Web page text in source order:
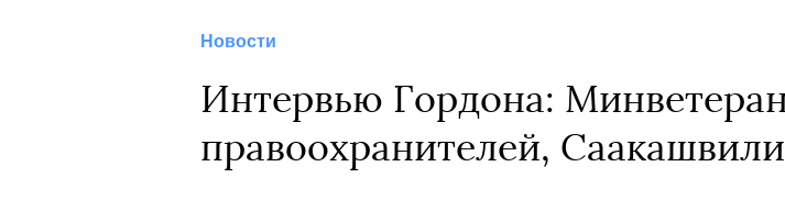
Новости
Интервью Гордона:
правоохранителей,